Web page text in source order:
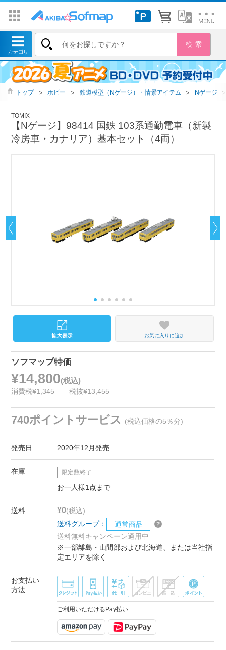
トップ ＞ ホビー ＞ 鉄道模型（Nゲージ）・情景アイテム ＞ Nゲージ
TOMIX
【Nゲージ】98414 国鉄 103系通勤電車（新製
冷房車・カナリア）基本セット（4両）
お気に入りに追加
ソフマップ特価
¥14,800(税込)
消費税¥1,345 税抜¥13,455
740ポイントサービス (税込価格の5％分)
発売日 2020年12月発売
在庫 限定数終了
お一人様1点まで
送料 ¥0(税込)
送料グループ：
通常商品
送料無料キャンペーン適用中
※一部離島・山間部および北海道、または当社指
定エリアを除く
お支払い
方法
ご利用いただけるPay払い